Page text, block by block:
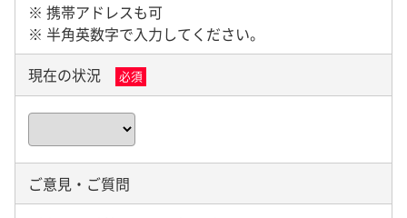
※ 携帯アドレスも可
※ 半角英数字で入力してください。
現在の状況
必須
ご意見・ご質問